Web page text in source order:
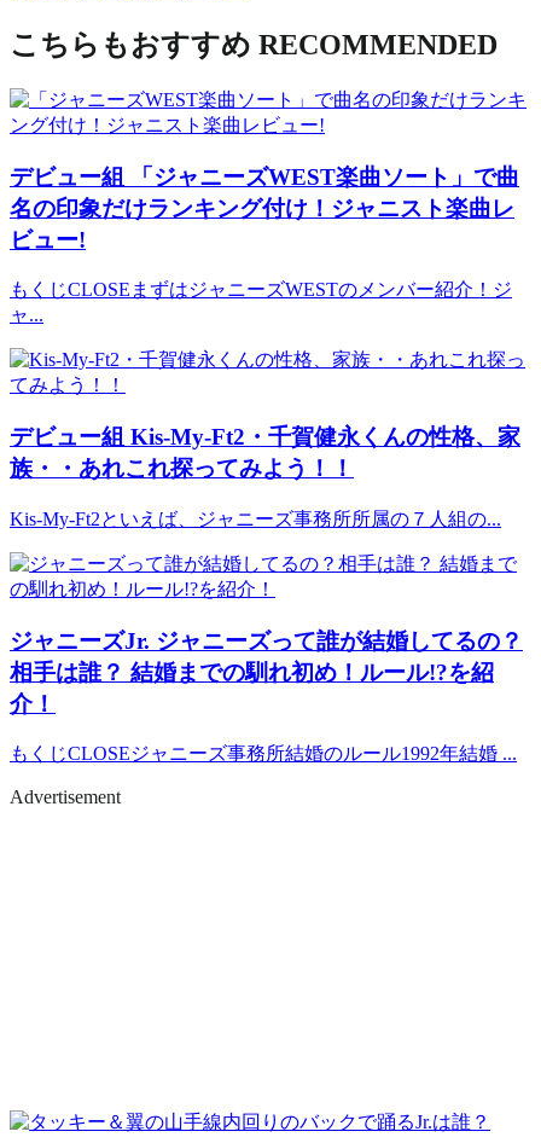
こちらもおすすめ RECOMMENDED
デビュー組 「ジャニーズWEST楽曲ソート」で曲
名の印象だけランキング付け！ジャニスト楽曲レ
ビュー!
もくじCLOSEまずはジャニーズWESTのメンバー紹介！ジ
ャ...
デビュー組 Kis-My-Ft2・千賀健永くんの性格、家
族・・あれこれ探ってみよう！！
Kis-My-Ft2といえば、ジャニーズ事務所所属の７人組の...
ジャニーズJr. ジャニーズって誰が結婚してるの？
相手は誰？ 結婚までの馴れ初め！ルール!?を紹
介！
もくじCLOSEジャニーズ事務所結婚のルール1992年結婚 ...
Advertisement